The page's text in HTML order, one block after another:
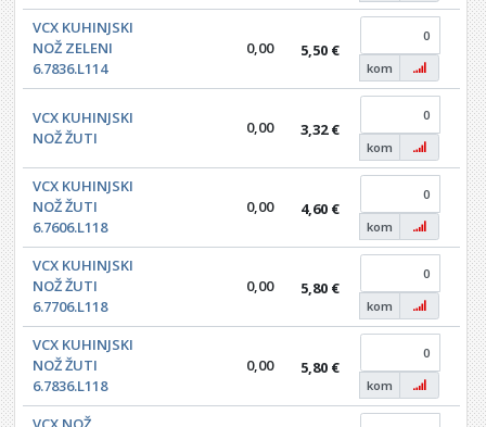
VCX KUHINJSKI
NOŽ ZELENI
6.7836.L114
0,00 5,50 €
kom
VCX KUHINJSKI
NOŽ ŽUTI
0,00 3,32 €
kom
VCX KUHINJSKI
NOŽ ŽUTI
6.7606.L118
0,00 4,60 €
kom
VCX KUHINJSKI
NOŽ ŽUTI
6.7706.L118
0,00 5,80 €
kom
VCX KUHINJSKI
NOŽ ŽUTI
6.7836.L118
0,00 5,80 €
kom